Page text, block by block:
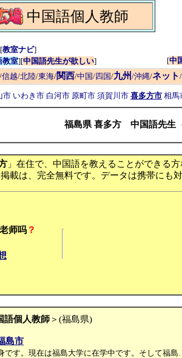
中国語個人教師
教室ナビ]
教室][中国語先生が欲しい] [中
/信越/北陸/東海/関西/中国/四国/九州/沖縄/ネット
市 いわき市 白河市 原町市 須賀川市 喜多方市 相
福島県 喜多方 中国語先生
」在住で、中国語を教えることができる
掲載は、完全無料です。データは携帯にも
师吗？
語個人教師＞(福島県)
島市
です。現在は福島大学に在学中です。そして福